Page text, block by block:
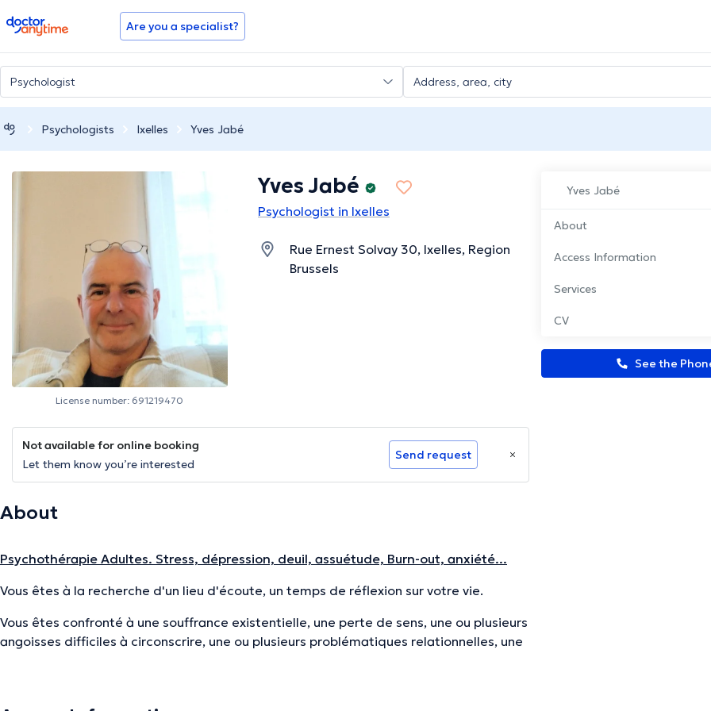
doctoranytime Are you a specialist?
Psychologists Ixelles Yves Jabé
Yves Jabé
About
Access Information
Services
CV
See the
License number: 691219470
Yves Jabé
Psychologist in Ixelles
Rue Ernest Solvay 30, Ixelles, Region
Brussels
Not available for online booking
Let them know you’re interested
Send request
About
Psychothérapie Adultes. Stress, dépression, deuil, assuétude, Burn-out, anxiété...
Vous êtes à la recherche d'un lieu d'écoute, un temps de réflexion sur votre vie.
Vous êtes confronté à une souffrance existentielle, une perte de sens, une ou plusieurs
angoisses difficiles à circonscrire, une ou plusieurs problématiques relationnelles, une